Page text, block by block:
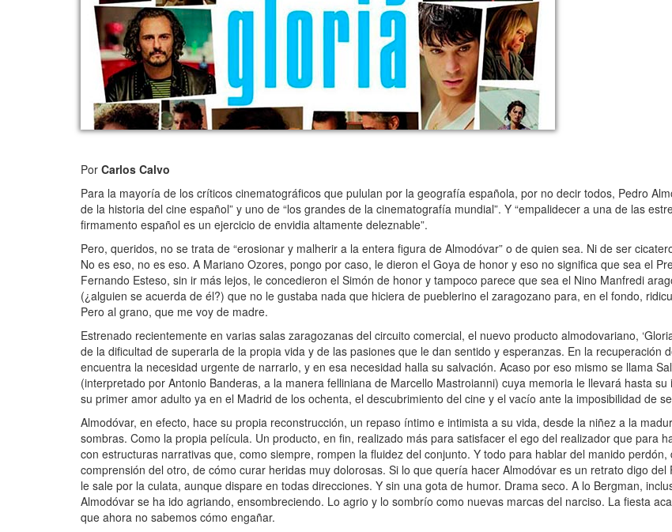
Por Carlos Calvo
Para la mayoría de los críticos cinematográficos que pululan por la geografía española, por no decir todos, Pedro
de la historia del cine español” y uno de “los grandes de la cinematografía mundial”. Y “empalidecer a una de las
firmamento español es un ejercicio de envidia altamente deleznable”.
Pero, queridos, no se trata de “erosionar y malherir a la entera figura de Almodóvar” o de quien sea. Ni de ser
No es eso, no es eso. A Mariano Ozores, pongo por caso, le dieron el Goya de honor y eso no significa que sea el
Fernando Esteso, sin ir más lejos, le concedieron el Simón de honor y tampoco parece que sea el Nino Manfredi
(¿alguien se acuerda de él?) que no le gustaba nada que hiciera de pueblerino el zaragozano para, en el fondo,
Pero al grano, que me voy de madre.
Estrenado recientemente en varias salas zaragozanas del circuito comercial, el nuevo producto almodovariano,
de la dificultad de superarla de la propia vida y de las pasiones que le dan sentido y esperanzas. En la recuperación
encuentra la necesidad urgente de narrarlo, y en esa necesidad halla su salvación. Acaso por eso mismo se llama
(interpretado por Antonio Banderas, a la manera felliniana de Marcello Mastroianni) cuya memoria le llevará hasta
su primer amor adulto ya en el Madrid de los ochenta, el descubrimiento del cine y el vacío ante la imposibilidad de
Almodóvar, en efecto, hace su propia reconstrucción, un repaso íntimo e intimista a su vida, desde la niñez a la
sombras. Como la propia película. Un producto, en fin, realizado más para satisfacer el ego del realizador que para
con estructuras narrativas que, como siempre, rompen la fluidez del conjunto. Y todo para hablar del manido perdón,
comprensión del otro, de cómo curar heridas muy dolorosas. Si lo que quería hacer Almodóvar es un retrato digo del
le sale por la culata, aunque dispare en todas direcciones. Y sin una gota de humor. Drama seco. A lo Bergman,
Almodóvar se ha ido agriando, ensombreciendo. Lo agrio y lo sombrío como nuevas marcas del narciso. La fiesta
que ahora no sabemos cómo engañar.